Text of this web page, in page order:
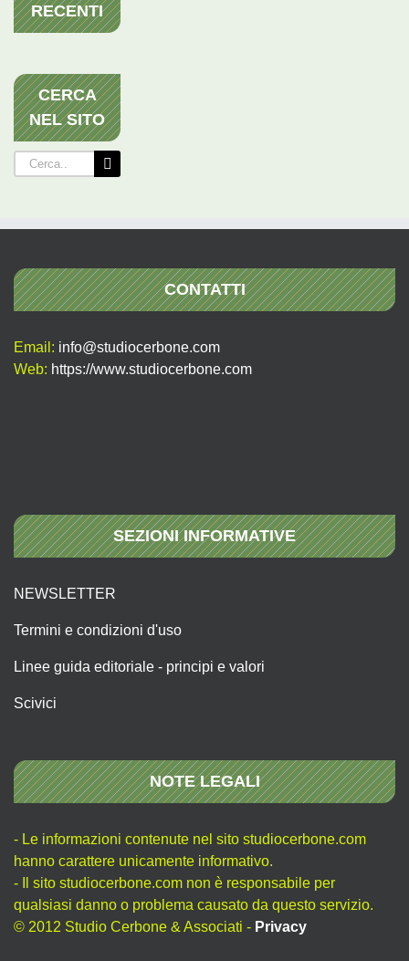
RECENTI
CERCA
NEL SITO
Cerca
per:
CONTATTI
Email: info@studiocerbone.com
Web: https://www.studiocerbone.com
SEZIONI INFORMATIVE
NEWSLETTER
Termini e condizioni d'uso
Linee guida editoriale - principi e valori
Scivici
NOTE LEGALI
- Le informazioni contenute nel sito studiocerbone.com
hanno carattere unicamente informativo.
- Il sito studiocerbone.com non è responsabile per
qualsiasi danno o problema causato da questo servizio.
© 2012 Studio Cerbone & Associati - Privacy